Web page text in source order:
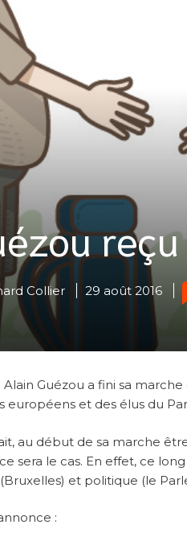
Collier 29 août 2016
Guézou a fini sa
européens et des élus du
au début de sa marche
sera le cas. En effet, ce
et politique (le
: